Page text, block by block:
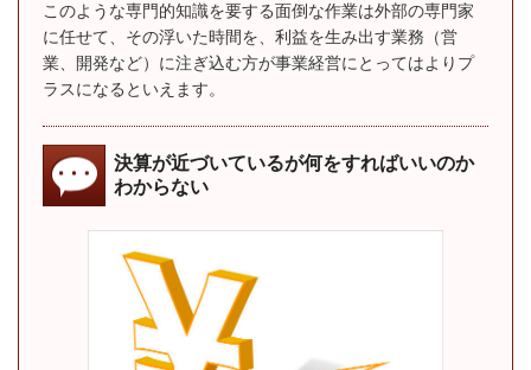
このような専門的知識を要する面倒な作業は外部の専門家
に任せて、その浮いた時間を、利益を生み出す業務（営
業、開発など）に注ぎ込む方が事業経営にとってはよりプ
ラスになるといえます。
決算が近づいているが何をすればいいのか
わからない